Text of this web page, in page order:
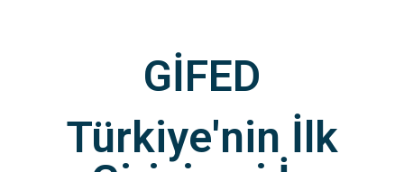
GİFED
Türkiye'nin İlk